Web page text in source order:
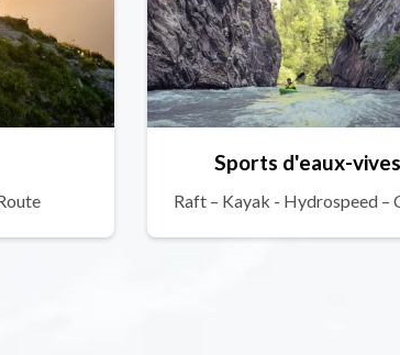
Sports d'eaux-vives